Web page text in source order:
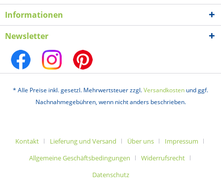
Informationen
Newsletter
* Alle Preise inkl. gesetzl. Mehrwertsteuer zzgl.Versandkosten und ggf.
Nachnahmegebühren, wenn nicht anders beschrieben.
Kontakt Lieferung und Versand Über uns
Impressum
Allgemeine Geschäftsbedingungen
Widerrufsrecht
Datenschutz